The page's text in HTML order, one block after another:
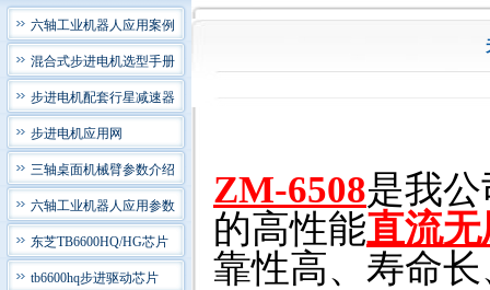
六轴工业机器人应用案例
混合式步进电机选型手册
步进电机配套行星减速器
步进电机应用网
三轴桌面机械臂参数介绍
六轴工业机器人应用参数
东芝TB6600HQ/HG芯片
tb6600hq步进驱动芯片
ZM-6508是我
的高性能直流
靠性高、寿命